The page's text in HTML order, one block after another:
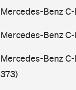
Mercedes-Benz C-
Mercedes-Benz C-
Mercedes-Benz C-
373)